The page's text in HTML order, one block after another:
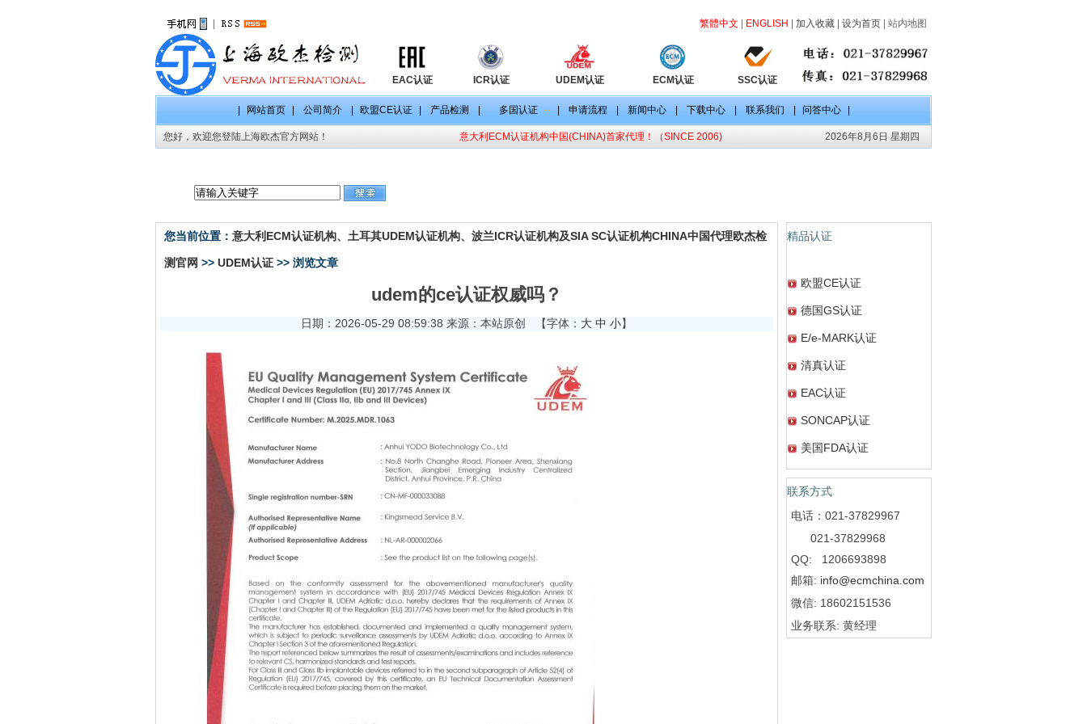
繁體中文 ENGLISH 加入收藏 设为首页 站内地图
EAC认证 ICR认证 UDEM认证 ECM认证 SSC认证
网站首页 公司简介 欧盟CE认证 产品检测 多国认证 申请流程 新闻中心 下载中心 联系我们 问答中心
您好，欢迎您登陆上海欧杰官方网站！ 意大利ECM认证机构中国(CHINA)首家代理！（SINCE 2006) 2026年8月6日 星期四
您当前位置： 意大利ECM认证机构、土耳其UDEM认证机构、波兰ICR认证机构及SIA SC认证机构CHINA中国代理欧杰检
测官网 >> UDEM认证 >> 浏览文章
udem的ce认证权威吗？
日期：2026-05-29 08:59:38 来源：本站原创 【字体： 大 中 小】
精品认证
欧盟CE认证
德国GS认证
E/e-MARK认证
清真认证
EAC认证
SONCAP认证
美国FDA认证
联系方式
电话：021-37829967
021-37829968
QQ: 1206693898
邮箱: info@ecmchina.com
微信: 18602151536
业务联系: 黄经理